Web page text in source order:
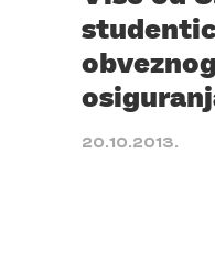
20.10.2013.